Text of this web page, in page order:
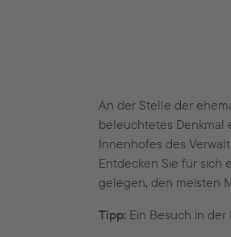
An der Stelle der
beleuchtetes Denkmal
Innenhofes des
Entdecken Sie für sich
gelegen, den meisten
Tipp: Ein Besuch in der